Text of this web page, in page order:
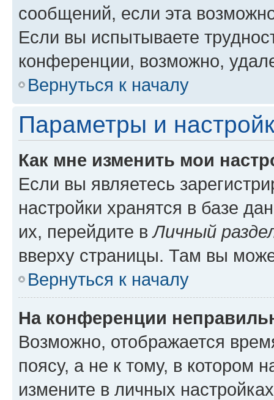
сообщений, если эта
Если вы испытываете
конференции, возможно,
Вернуться к началу
Параметры и
Как мне изменить мои
Если вы являетесь
настройки хранятся в базе
их, перейдите вЛичный
вверху страницы. Там вы
Вернуться к началу
На конференции
Возможно, отображается
поясу, а не к тому, в котором
измените в личных